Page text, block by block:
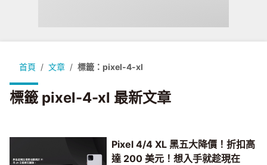
首頁 文章 標籤：pixel-4-xl
標籤 pixel-4-xl 最新文章
Pixel 4/4 XL 黑五大降價！折扣高
達 200 美元！想入手就趁現在